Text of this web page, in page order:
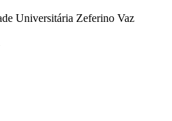
Universitária Zeferino Vaz